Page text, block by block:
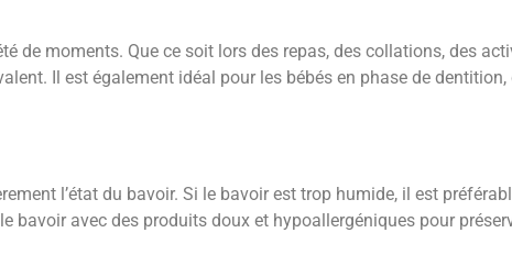
de moments. Que ce soit lors des repas, des collations, des
Il est également idéal pour les bébés en phase de
l’état du bavoir. Si le bavoir est trop humide, il est
bavoir avec des produits doux et hypoallergéniques pour